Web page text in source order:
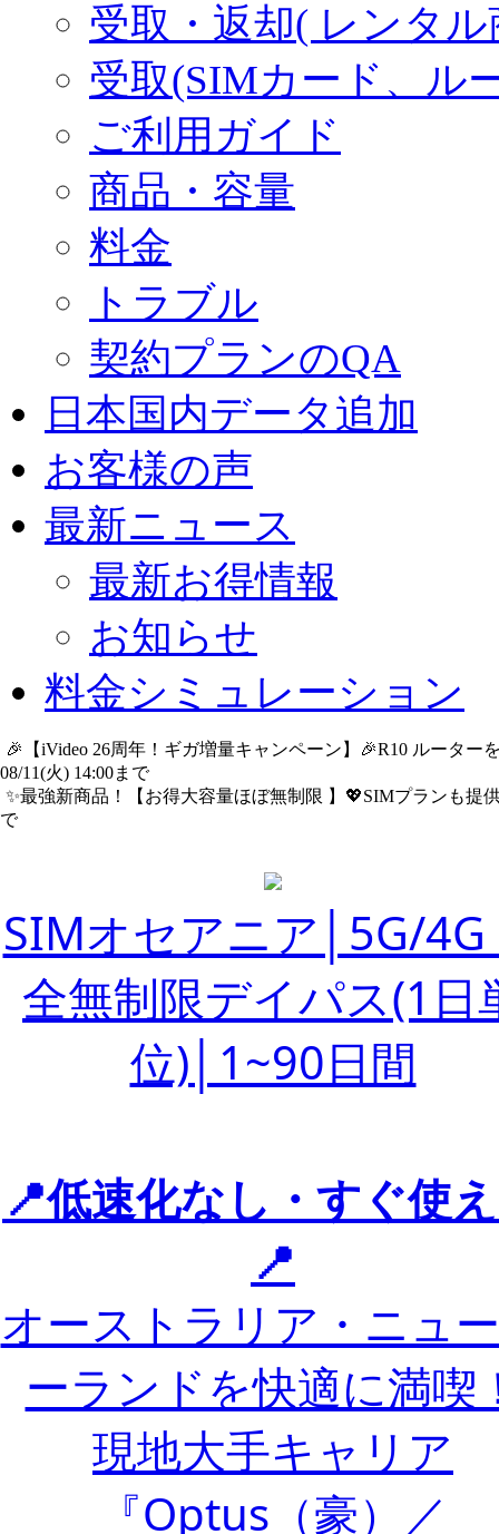
受取・返却( レンタ
受取(SIMカード、ル
ご利用ガイド
商品・容量
料金
トラブル
契約プランのQA
日本国内データ追加
お客様の声
最新ニュース
最新お得情報
お知らせ
料金シミュレーション
🎉【iVideo 26周年！ギガ増量キャンペーン】🎉R10 ルータ
08/11(火) 14:00まで
✨️最強新商品！【お得大容量ほぼ無制限 】💖SIMプランも提
で
SIMオセアニア│5G/4G
全無制限デイパス(1日
位)│1~90日間
📍低速化なし・すぐ使
📍
オーストラリア・ニュ
ーランドを快適に満喫
現地大手キャリア
『Optus（豪）／